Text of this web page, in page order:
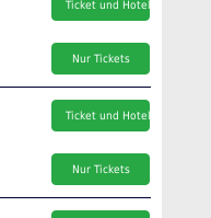
Ticket und Hotel
Nur Tickets
Ticket und Hotel
Nur Tickets